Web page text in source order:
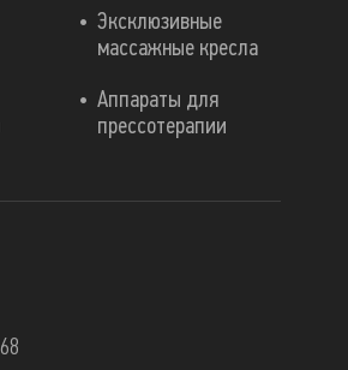
Эксклюзивные
массажные кресла
Аппараты для
прессотерапии